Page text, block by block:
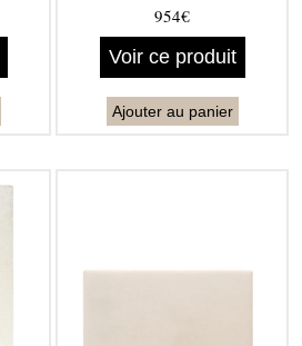
954€
Voir ce produit
Ajouter au panier